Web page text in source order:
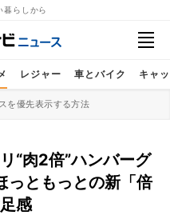
暮らしから
レジャー 車とバイク キャ
を優先表示する方法
“肉2倍”ハンバーグ
っともっとの新「倍
感